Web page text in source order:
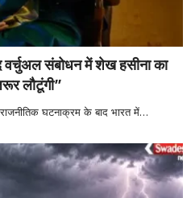
संबोधन में शेख हसीना का
लौटूंगी”
घटनाक्रम के बाद भारत में…